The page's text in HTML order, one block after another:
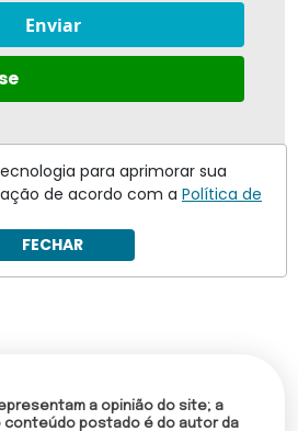
Enviar
a opinião do site; a
conteúdo postado é do autor da
para aprimorar sua
de acordo com a Política de
FECHAR